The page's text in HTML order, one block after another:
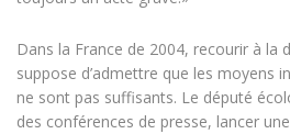
Dans la France de 2004, recourir à la
suppose d’admettre que les moyens
ne sont pas suffisants. Le député
des conférences de presse, lancer